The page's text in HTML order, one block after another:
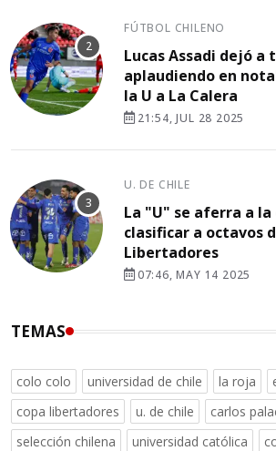
FÚTBOL CHILENO
Lucas Assadi dejó a
aplaudiendo en
la U a La Calera
21:54, JUL 28 2025
U. DE CHILE
La "U" se aferra a la
clasificar a octavos
Libertadores
07:46, MAY 14 2025
TEMAS
colo colo universidad de chile la roja
copa libertadores
u. de chile
carlos
selección chilena
universidad católica